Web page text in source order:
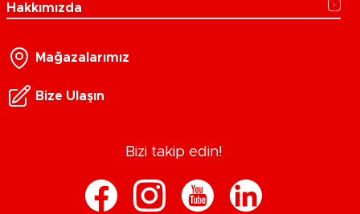
Hakkımızda
Mağazalarımız
Bize Ulaşın
Bizi takip edin!